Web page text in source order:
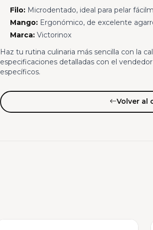
Filo:Microdentado, ideal para pelar
Mango:Ergonómico, de excelente
Marca:Victorinox
Haz tu rutina culinaria más sencilla con la
especificaciones detalladas con el
específicos.
Volver al